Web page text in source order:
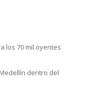
los 70 mil oyentes
dentro del